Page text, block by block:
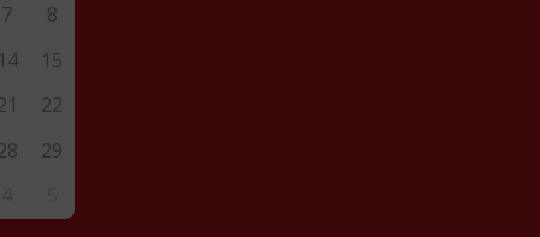
7
8
15
22
29